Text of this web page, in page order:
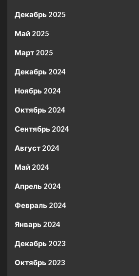
Декабрь 2025
Май 2025
Март 2025
Декабрь 2024
Ноябрь 2024
Октябрь 2024
Сентябрь 2024
Август 2024
Май 2024
Апрель 2024
Февраль 2024
Январь 2024
Декабрь 2023
Октябрь 2023